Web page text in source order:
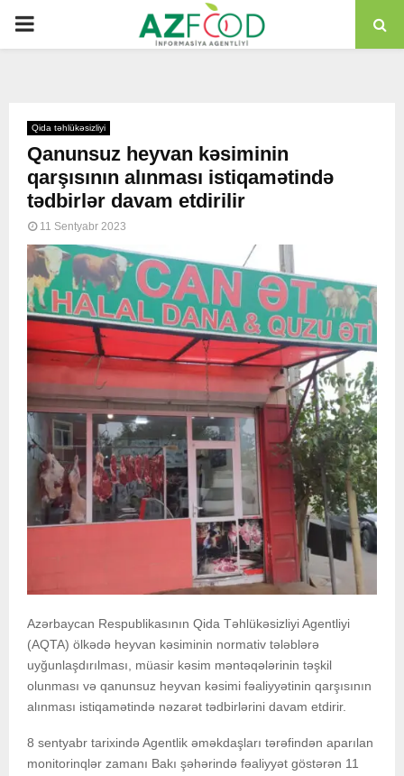
PRIMARY
Qida təhlükəsizliyi
Qanunsuz heyvan kəsiminin
qarşısının alınması istiqamətində
tədbirlər davam etdirilir
11 Sentyabr 2023
Azərbaycan Respublikasının Qida Təhlükəsizliyi Agentliyi
(AQTA) ölkədə heyvan kəsiminin normativ tələblərə
uyğunlaşdırılması, müasir kəsim məntəqələrinin təşkil
olunması və qanunsuz heyvan kəsimi fəaliyyətinin qarşısının
alınması istiqamətində nəzarət tədbirlərini davam etdirir.
8 sentyabr tarixində Agentlik əməkdaşları tərəfindən aparılan
monitorinqlər zamanı Bakı şəhərində fəaliyyət göstərən 11